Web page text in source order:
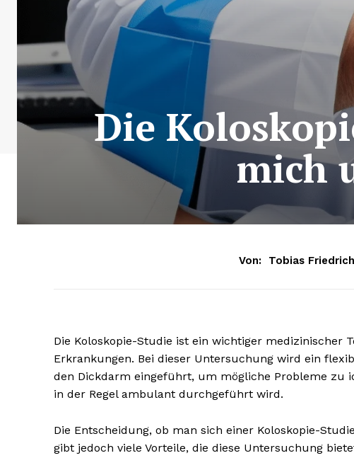
Die
mich
Von: Tobias Friedrich
Die Koloskopie-Studie ist ein wichtiger medizinischer
Erkrankungen. Bei dieser Untersuchung wird ein
den Dickdarm eingeführt, um mögliche Probleme zu
in der Regel ambulant durchgeführt wird.
Die Entscheidung, ob man sich einer Koloskopie-
gibt jedoch viele Vorteile, die diese Untersuchung